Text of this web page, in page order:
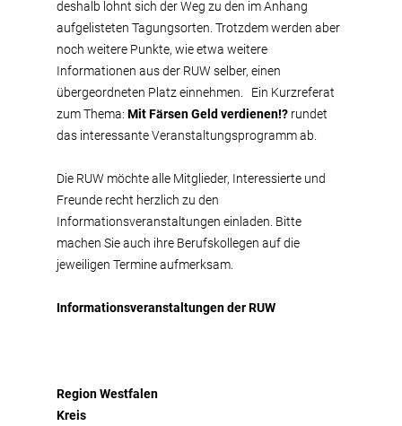
deshalb lohnt sich der Weg zu den im Anhang
aufgelisteten Tagungsorten. Trotzdem werden aber
noch weitere Punkte, wie etwa weitere
Informationen aus der RUW selber, einen
übergeordneten Platz einnehmen. Ein Kurzreferat
zum Thema: Mit Färsen Geld verdienen!? rundet
das interessante Veranstaltungsprogramm ab.
Die RUW möchte alle Mitglieder, Interessierte und
Freunde recht herzlich zu den
Informationsveranstaltungen einladen. Bitte
machen Sie auch ihre Berufskollegen auf die
jeweiligen Termine aufmerksam.
Informationsveranstaltungen der RUW
Region Westfalen
Kreis